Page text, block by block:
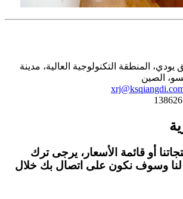
طريق يودي، المنطقة التكنولوجية العالية، مدينة
الصين
أو قائمة الأسعار، يرجى ترك
لنا وسوف نكون على اتصال بك خلال